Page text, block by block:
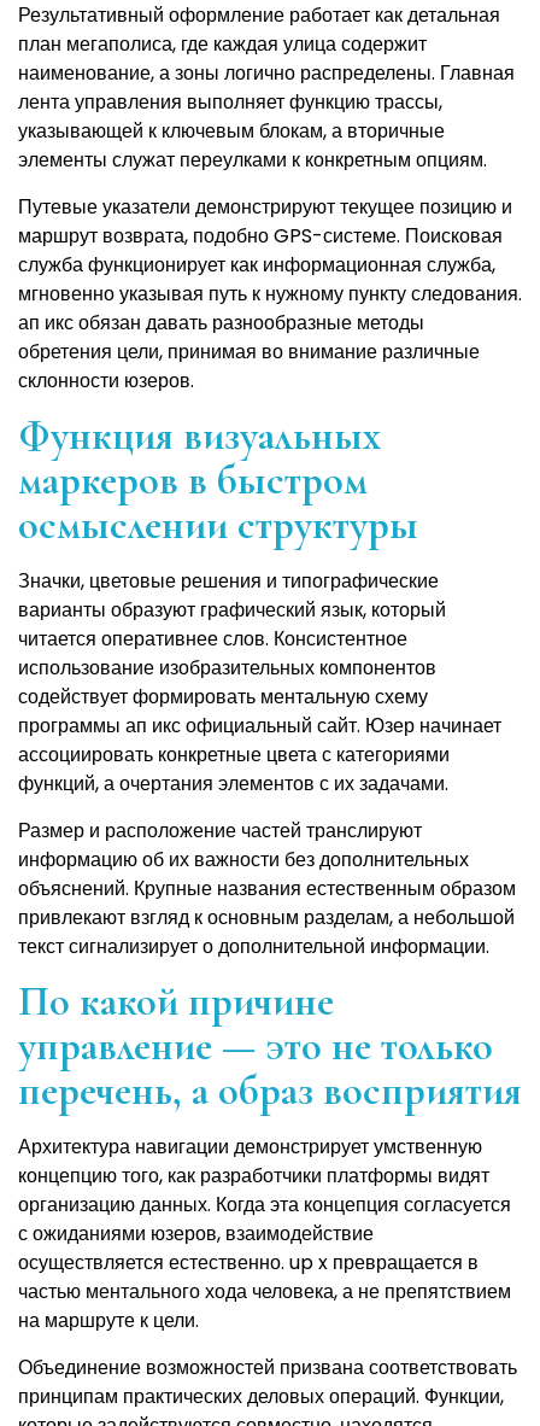
Результативный оформление работает как детальная
план мегаполиса, где каждая улица содержит
наименование, а зоны логично распределены. Главная
лента управления выполняет функцию трассы,
указывающей к ключевым блокам, а вторичные
элементы служат переулками к конкретным опциям.
Путевые указатели демонстрируют текущее позицию и
маршрут возврата, подобно GPS-системе. Поисковая
служба функционирует как информационная служба,
мгновенно указывая путь к нужному пункту следования.
ап икс обязан давать разнообразные методы
обретения цели, принимая во внимание различные
склонности юзеров.
Функция визуальных
маркеров в быстром
осмыслении структуры
Значки, цветовые решения и типографические
варианты образуют графический язык, который
читается оперативнее слов. Консистентное
использование изобразительных компонентов
содействует формировать ментальную схему
программы ап икс официальный сайт. Юзер начинает
ассоциировать конкретные цвета с категориями
функций, а очертания элементов с их задачами.
Размер и расположение частей транслируют
информацию об их важности без дополнительных
объяснений. Крупные названия естественным образом
привлекают взгляд к основным разделам, а небольшой
текст сигнализирует о дополнительной информации.
По какой причине
управление — это не только
перечень, а образ восприятия
Архитектура навигации демонстрирует умственную
концепцию того, как разработчики платформы видят
организацию данных. Когда эта концепция согласуется
с ожиданиями юзеров, взаимодействие
осуществляется естественно. up x превращается в
частью ментального хода человека, а не препятствием
на маршруте к цели.
Объединение возможностей призвана соответствовать
принципам практических деловых операций. Функции,